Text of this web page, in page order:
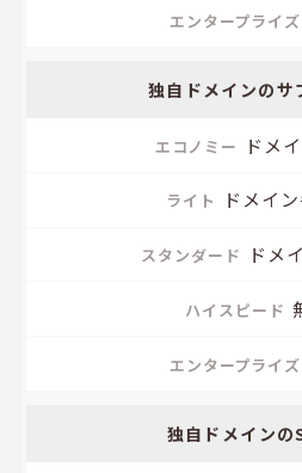
独自ドメインのサ
ドメ
ドメイ
ドメ
独自ドメインの